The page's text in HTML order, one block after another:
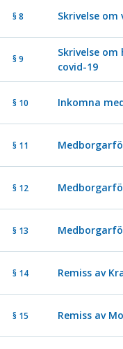
§ 8 Skrivelse
§ 9
Skrivelse
covid-19
§ 10 Inkomna
§ 11
§ 12
§ 13
§ 14 Remiss av
§ 15 Remiss av